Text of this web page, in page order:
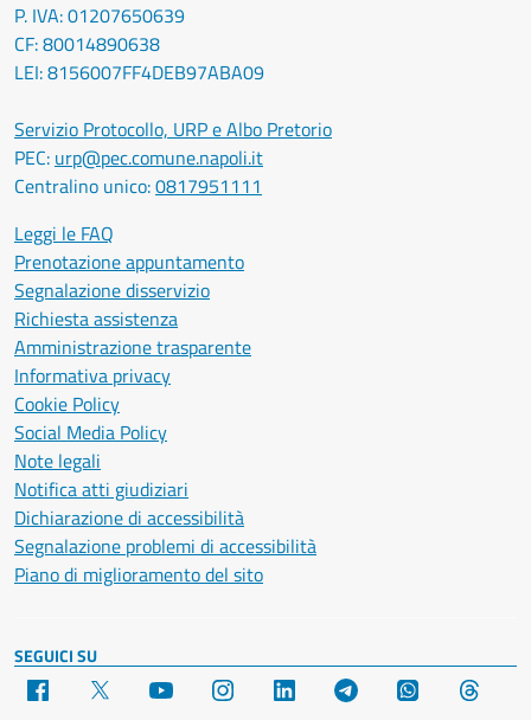
P. IVA: 01207650639
CF: 80014890638
LEI: 8156007FF4DEB97ABA09
Servizio Protocollo, URP e Albo Pretorio
PEC: urp@pec.comune.napoli.it
Centralino unico:0817951111
Leggi le FAQ
Prenotazione appuntamento
Segnalazione disservizio
Richiesta assistenza
Amministrazione trasparente
Informativa privacy
Cookie Policy
Social Media Policy
Note legali
Notifica atti giudiziari
Dichiarazione di accessibilità
Segnalazione problemi di accessibilità
Piano di miglioramento del sito
SEGUICI SU
Facebook YouTube Instagram LinkedIn Telegram WhatsApp